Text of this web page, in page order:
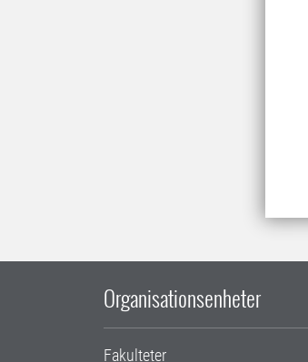
Organisationsenheter
Fakulteter